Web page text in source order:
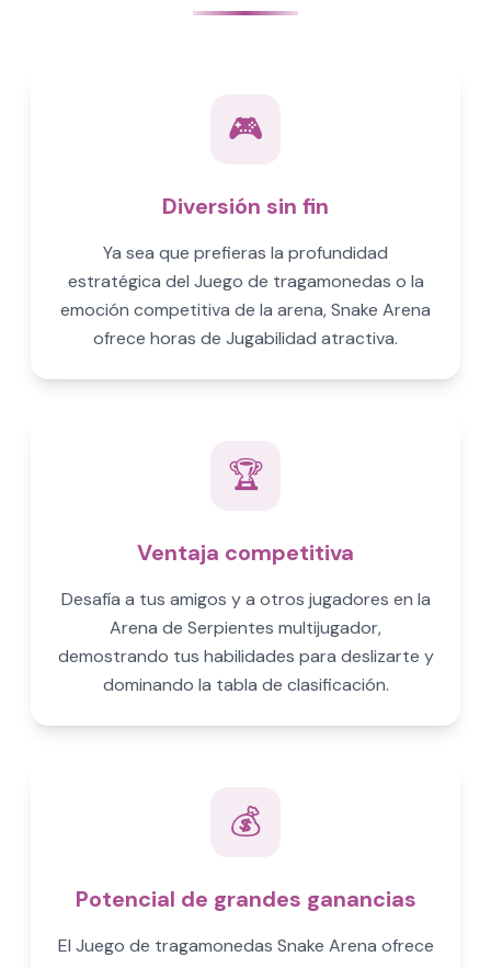
🎮
Diversión sin fin
Ya sea que prefieras la profundidad
estratégica del Juego de tragamonedas o la
emoción competitiva de la arena, Snake Arena
ofrece horas de Jugabilidad atractiva.
🏆
Ventaja competitiva
Desafía a tus amigos y a otros jugadores en la
Arena de Serpientes multijugador,
demostrando tus habilidades para deslizarte y
dominando la tabla de clasificación.
💰
Potencial de grandes ganancias
El Juego de tragamonedas Snake Arena ofrece